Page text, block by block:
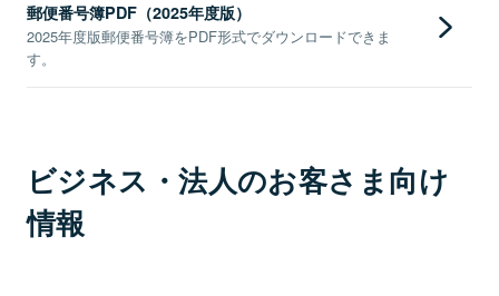
郵便番号簿PDF（2025年度版）
2025年度版郵便番号簿をPDF形式でダウンロードできま
す。
ビジネス・法人のお客さま向け
情報